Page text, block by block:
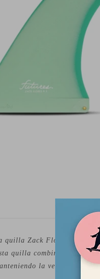
quilla Zack Flores está
quilla combina a la
la velocidad